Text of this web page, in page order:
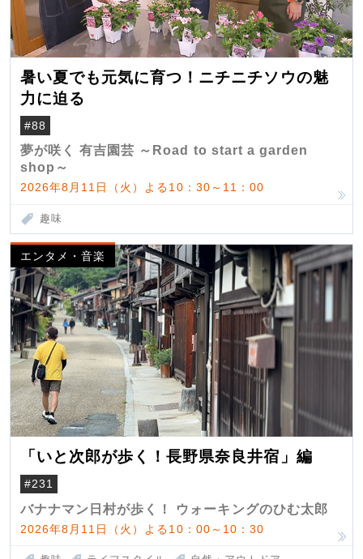
暑い夏でも元気に育つ！ニチニチソウの魅
力に迫る
#88
夢が咲く 有吉園芸 ～Road to start a garden
shop～
2026年8月11日（火）よる10：30～11：00
趣味
エンタメ・音楽
「いと次郎が歩く！長野県奈良井宿」編
#231
バナナマン日村が歩く！ ウォーキングのひむ太郎
2026年8月11日（火）よる10：00～10：30